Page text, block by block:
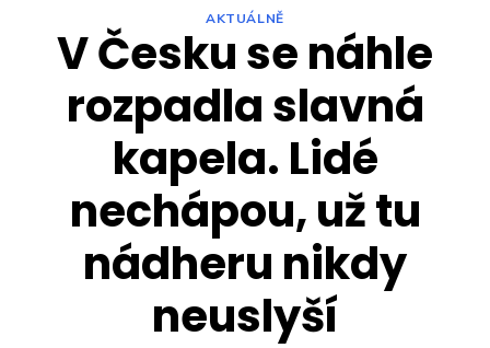
AKTUÁLNĚ
V Česku se náhle
rozpadla slavná
kapela. Lidé
nechápou, už tu
nádheru nikdy
neuslyší